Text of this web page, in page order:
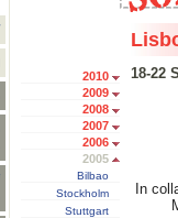
2010
2009
2008
2007
2006
2005
Bilbao
Stockholm
Stuttgart
18-22
In